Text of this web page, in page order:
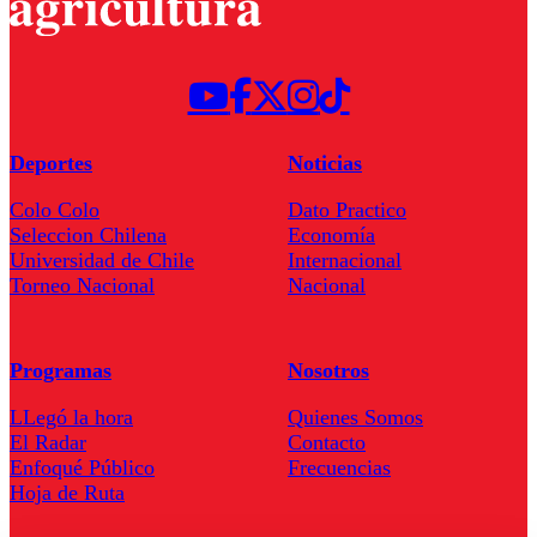
Deportes
Colo Colo
Seleccion Chilena
Universidad de Chile
Torneo Nacional
Noticias
Dato Practico
Economía
Internacional
Nacional
Programas
LLegó la hora
El Radar
Enfoqué Público
Hoja de Ruta
Nosotros
Quienes Somos
Contacto
Frecuencias